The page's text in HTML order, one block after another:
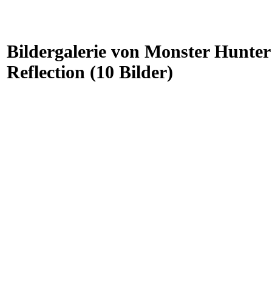
Bildergalerie von Monster
Reflection (10 Bilder)